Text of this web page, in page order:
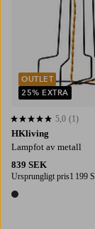
HKliving
Lampfot av metall
839 SEK
Ursprungligt pris1 199
1 färg
5,0 baserat på 1 st
5,0 (1)
OUTLET
25% EXTRA